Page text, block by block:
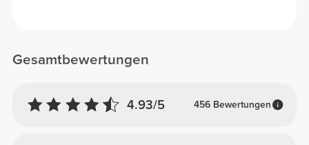
Gesamtbewertungen
4.93/5 456 Bewertungen